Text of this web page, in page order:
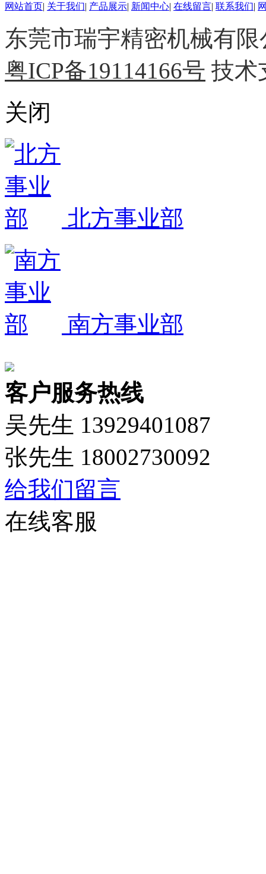
网站首页| 关于我们| 产品展示| 新闻中心| 在线留言| 联系我们|
东莞市瑞宇精密机械有
粤ICP备19114166号 技术
关闭
北方事业部
南方事业部
客户服务热线
吴先生 13929401087
张先生 18002730092
给我们留言
在线客服